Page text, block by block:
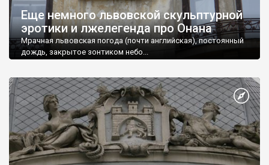
Еще немного львовской скульптурной
эротики и лжелегенда про Онана
Мрачная львовская погода (почти английская), постоянный
дождь, закрытое зонтиком небо...